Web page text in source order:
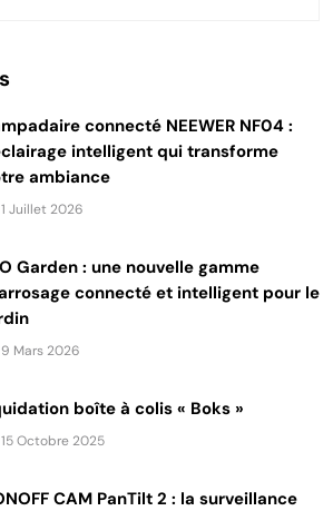
connecté NEEWER NF04 :
intelligent qui transforme
ambiance
1 Juillet 2026
Garden : une nouvelle gamme
connecté et intelligent pour le
9 Mars 2026
boîte à colis « Boks »
15 Octobre 2025
CAM PanTilt 2 : la surveillance